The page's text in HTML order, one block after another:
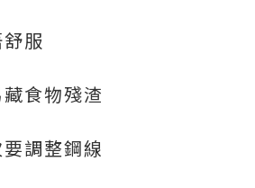
服
食物殘渣
調整鋼線